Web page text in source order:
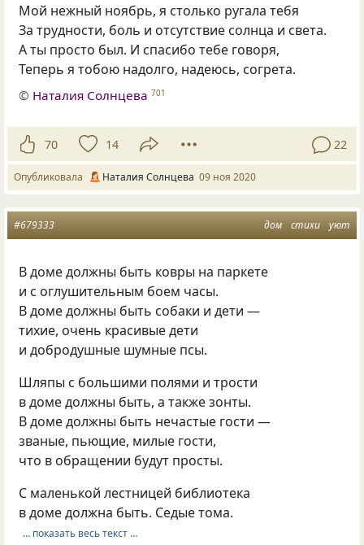
Мой нежный ноябрь, я столько ругала тебя
За трудности, боль и отсутствие солнца и света.
А ты просто был. И спасибо тебе говоря,
Теперь я тобою надолго, надеюсь, согрета.
© Наталия Солнцева 701
70 14 22
Опубликовала Наталия Солнцева 09 ноя 2020
дом стихи уют
#679333
В доме должны быть ковры на паркете
и с оглушительным боем часы.
В доме должны быть собаки и дети —
тихие, очень красивые дети
и добродушные шумные псы.
Шляпы с большими полями и трости
в доме должны быть, а также зонты.
В доме должны быть нечастые гости —
званые, пьющие, милые гости,
что в обращении будут просты.
С маленькой лестницей библиотека
в доме должна быть. Седые тома.
… показать весь текст …